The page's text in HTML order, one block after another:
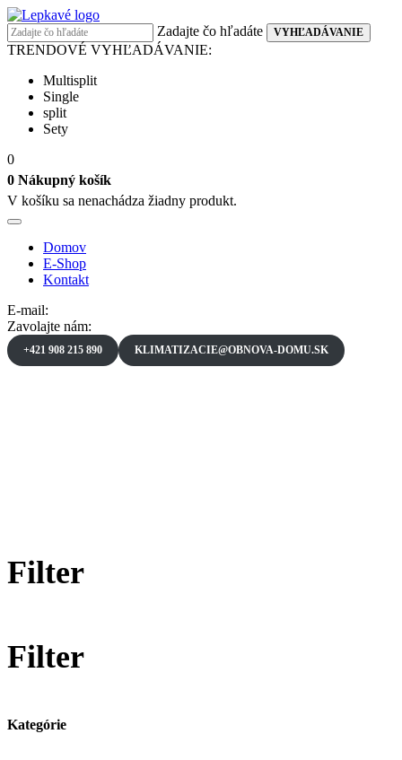
Prejsť
na
obsah
Zadajte čo hľadáte VYHĽADÁVANIE
TRENDOVÉ VYHĽADÁVANIE:
Multisplit
Single
split
Sety
0
0 Nákupný košík
V košíku sa nenachádza žiadny produkt.
Domov
E-Shop
Kontakt
E-mail:
Zavolajte nám:
+421 908 215 890 KLIMATIZACIE@OBNOVA-DOMU.SK
Filter
Filter
Kategórie